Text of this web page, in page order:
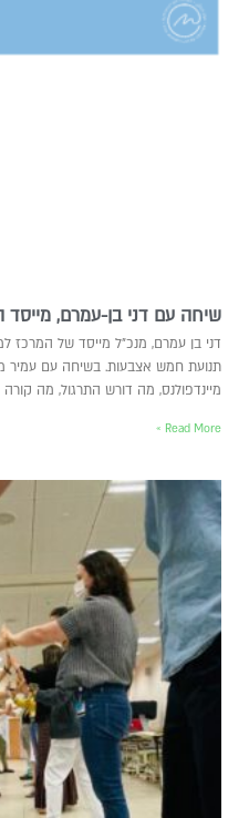
שיחה עם דני בן-עמרם, מייסד
דני בן עמרם, מנכ"ל מייסד של המרכז
תנועת חמש אצבעות. בשיחה עם עמיר
מיינדפולנס, מה דורש התרגול, מה
Read More »